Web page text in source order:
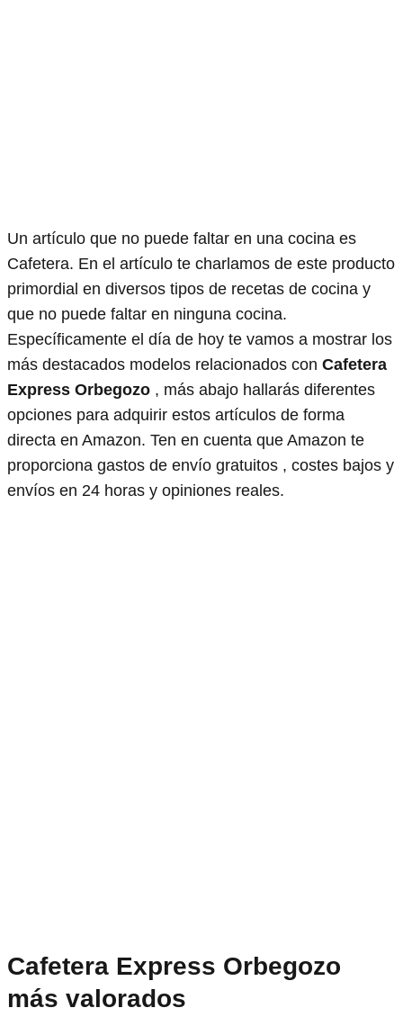
Un artículo que no puede faltar en una cocina es
Cafetera. En el artículo te charlamos de este producto
primordial en diversos tipos de recetas de cocina y
que no puede faltar en ninguna cocina.
Específicamente el día de hoy te vamos a mostrar los
más destacados modelos relacionados con Cafetera
Express Orbegozo , más abajo hallarás diferentes
opciones para adquirir estos artículos de forma
directa en Amazon. Ten en cuenta que Amazon te
proporciona gastos de envío gratuitos , costes bajos y
envíos en 24 horas y opiniones reales.
Cafetera Express Orbegozo
más valorados